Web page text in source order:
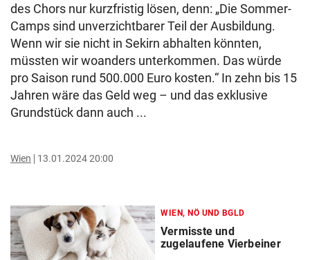
des Chors nur kurzfristig lösen, denn: „Die Sommer-
Camps sind unverzichtbarer Teil der Ausbildung.
Wenn wir sie nicht in Sekirn abhalten könnten,
müssten wir woanders unterkommen. Das würde
pro Saison rund 500.000 Euro kosten.“ In zehn bis 15
Jahren wäre das Geld weg – und das exklusive
Grundstück dann auch ...
Wien 13.01.2024 20:00
WIEN, NÖ UND BGLD
Vermisste und
zugelaufene Vierbeiner